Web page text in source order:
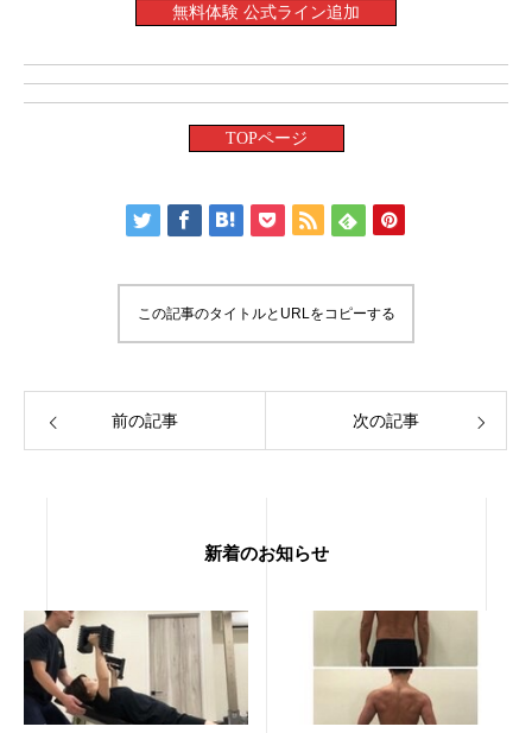
無料体験 公式ライン追加
TOPページ
この記事のタイトルとURLをコピーする
前の記事 次の記事
新着のお知らせ